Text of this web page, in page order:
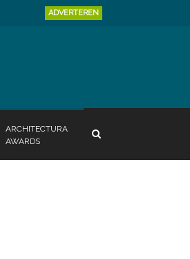
ADVERTEREN
ARCHITECTURA
AWARDS